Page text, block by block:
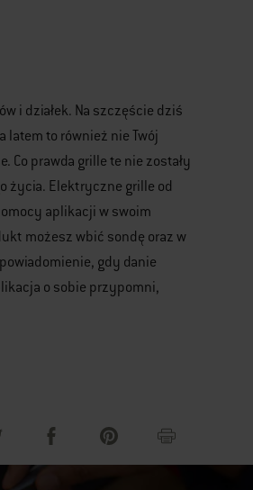
i działek. Na szczęście dziś
to również nie Twój
Co prawda grille te nie zostały
życia. Elektryczne grille od
aplikacji w swoim
możesz wbić sondę oraz w
gdy danie
o sobie przypomni,